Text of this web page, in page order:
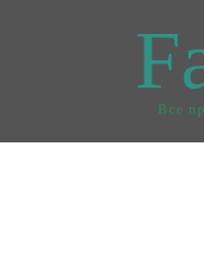
Все